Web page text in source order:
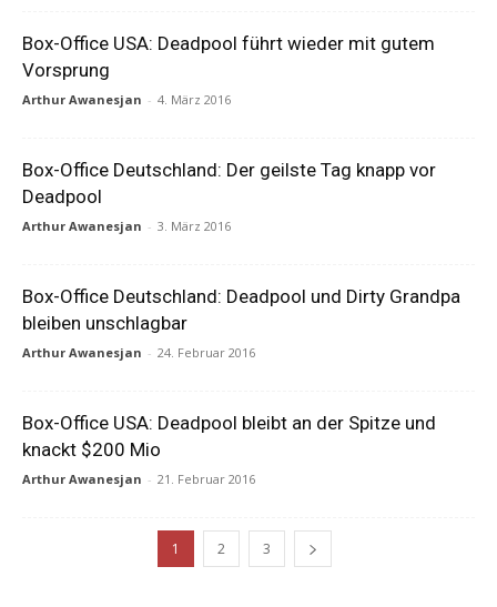
Box-Office USA: Deadpool führt wieder mit gutem
Vorsprung
Arthur Awanesjan - 4. März 2016
Box-Office Deutschland: Der geilste Tag knapp vor
Deadpool
Arthur Awanesjan - 3. März 2016
Box-Office Deutschland: Deadpool und Dirty Grandpa
bleiben unschlagbar
Arthur Awanesjan - 24. Februar 2016
Box-Office USA: Deadpool bleibt an der Spitze und
knackt $200 Mio
Arthur Awanesjan - 21. Februar 2016
1 2 3